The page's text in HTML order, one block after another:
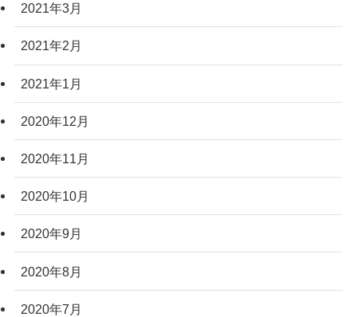
2021年3月
2021年2月
2021年1月
2020年12月
2020年11月
2020年10月
2020年9月
2020年8月
2020年7月